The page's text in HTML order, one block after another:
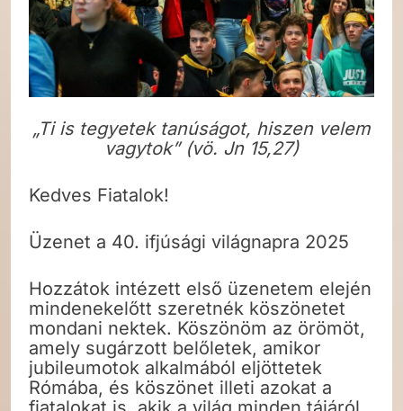
„Ti is tegyetek tanúságot, hiszen velem
vagytok” (vö. Jn 15,27)
Kedves Fiatalok!
Üzenet a 40. ifjúsági világnapra 2025
Hozzátok intézett első üzenetem elején
mindenekelőtt szeretnék köszönetet
mondani nektek. Köszönöm az örömöt,
amely sugárzott belőletek, amikor
jubileumotok alkalmából eljöttetek
Rómába, és köszönet illeti azokat a